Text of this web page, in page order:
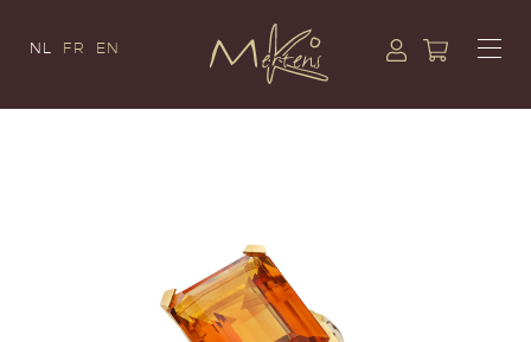
NL FR EN